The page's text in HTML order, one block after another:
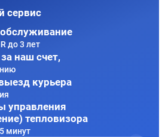
сервис
до 3 лет
наш счет,
курьера
управления
тепловизора
минут